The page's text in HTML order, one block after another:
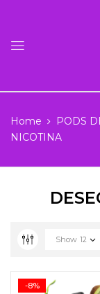
Home PODS
NICOTINA
Show 12
-8%